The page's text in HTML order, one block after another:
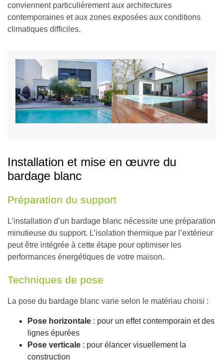
conviennent particulièrement aux architectures
contemporaines et aux zones exposées aux conditions
climatiques difficiles.
Installation et mise en œuvre du
bardage blanc
Préparation du support
L’installation d’un bardage blanc nécessite une préparation
minutieuse du support. L’isolation thermique par l’extérieur
peut être intégrée à cette étape pour optimiser les
performances énergétiques de votre maison.
Techniques de pose
La pose du bardage blanc varie selon le matériau choisi :
Pose horizontale : pour un effet contemporain et des
lignes épurées
Pose verticale : pour élancer visuellement la
construction